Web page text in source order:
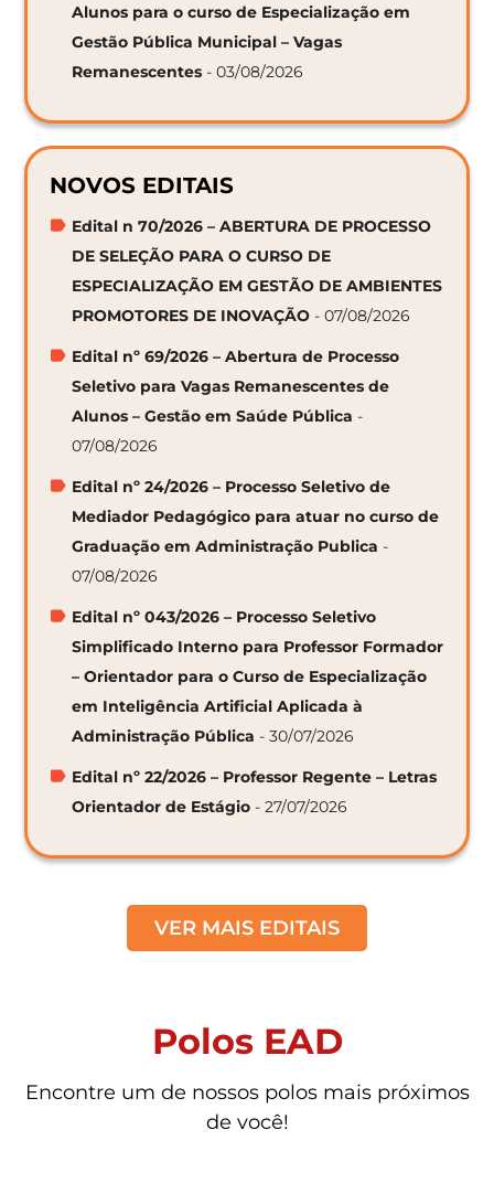
Alunos para o curso de Especialização em
Gestão Pública Municipal – Vagas
Remanescentes - 03/08/2026
NOVOS EDITAIS
Edital n 70/2026 – ABERTURA DE PROCESSO
DE SELEÇÃO PARA O CURSO DE
ESPECIALIZAÇÃO EM GESTÃO DE AMBIENTES
PROMOTORES DE INOVAÇÃO - 07/08/2026
Edital nº 69/2026 – Abertura de Processo
Seletivo para Vagas Remanescentes de
Alunos – Gestão em Saúde Pública -
07/08/2026
Edital nº 24/2026 – Processo Seletivo de
Mediador Pedagógico para atuar no curso de
Graduação em Administração Publica -
07/08/2026
Edital nº 043/2026 – Processo Seletivo
Simplificado Interno para Professor Formador
– Orientador para o Curso de Especialização
em Inteligência Artificial Aplicada à
Administração Pública - 30/07/2026
Edital nº 22/2026 – Professor Regente – Letras
Orientador de Estágio - 27/07/2026
VER MAIS EDITAIS
Polos EAD
Encontre um de nossos polos mais próximos
de você!